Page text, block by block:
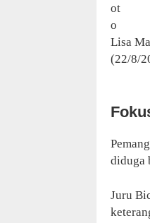
ot
o
Lisa
(22/8/
diduga
Juru